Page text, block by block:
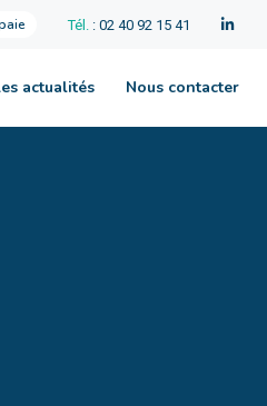
Tél. : 02 40 92 15 41
actualités Nous contacter